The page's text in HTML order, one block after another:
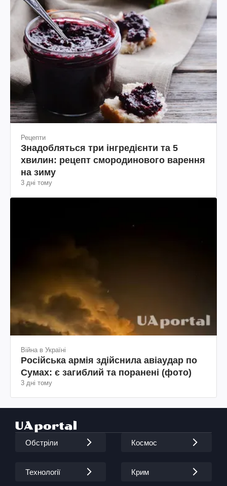
Рецепти
Знадобляться три інгредієнти та 5
хвилин: рецепт смородинового варення
на зиму
3 дні тому
Війна в Україні
Російська армія здійснила авіаудар по
Сумах: є загиблий та поранені (фото)
3 дні тому
Обстріли Космос
Технології Крим